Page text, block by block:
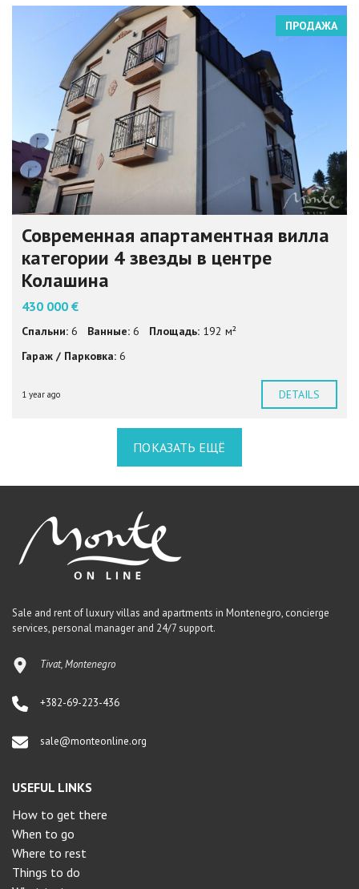
ПРОДАЖА
Современная апартаментная вилла
категории 4 звезды в центре
Колашина
430 000 €
Спальни: 6 Ванные: 6 Площадь: 192 м²
Гараж / Парковка: 6
1 year ago DETAILS
ПОКАЗАТЬ ЕЩЁ
Sale and rent of luxury villas and apartments in Montenegro, concierge
services, personal manager and 24/7 support.
Tivat, Montenegro
+382-69-223-436
sale@monteonline.org
USEFUL LINKS
How to get there
When to go
Where to rest
Things to do